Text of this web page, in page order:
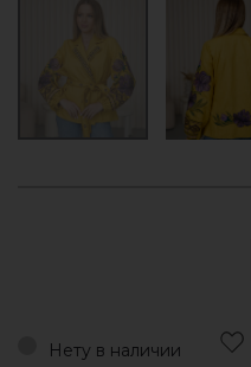
Нету в наличии